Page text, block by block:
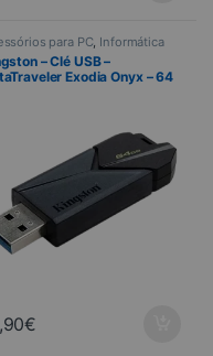
para PC Informática
– Clé USB –
Exodia Onyx – 64
€